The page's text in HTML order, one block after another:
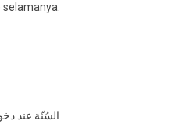
السُنّة عند